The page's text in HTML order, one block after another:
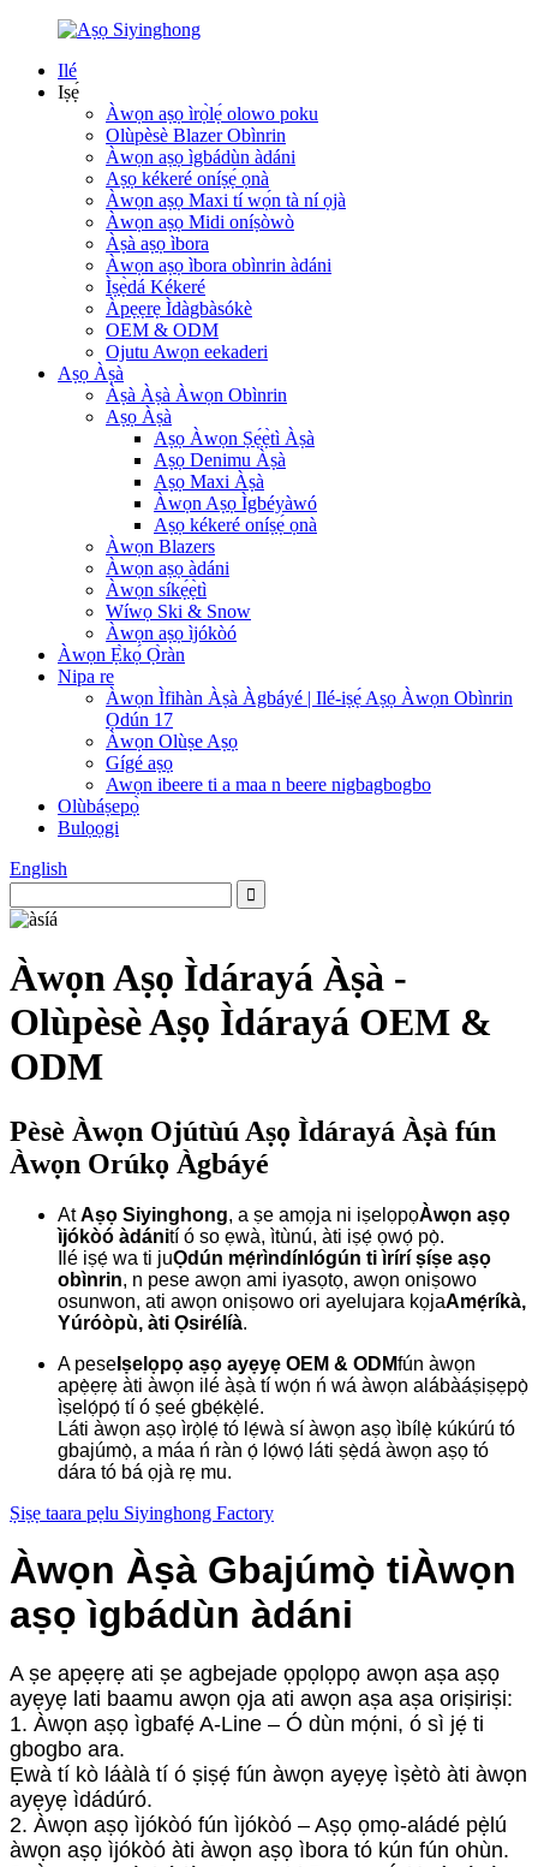
Ilé
Iṣẹ́
Àwọn aṣọ ìrọ̀lẹ́ olowo poku
Olùpèsè Blazer Obìnrin
Àwọn aṣọ ìgbádùn àdáni
Aṣọ kékeré oníṣẹ́ ọnà
Àwọn aṣọ Maxi tí wọ́n tà ní ọjà
Àwọn aṣọ Midi oníṣòwò
Àṣà aṣọ ìbora
Àwọn aṣọ ìbora obìnrin àdáni
Ìṣẹ̀dá Kékeré
Àpẹẹrẹ Ìdàgbàsókè
OEM & ODM
Ojutu Awọn eekaderi
Aṣọ Àṣà
Àṣà Àṣà Àwọn Obìnrin
Aṣọ Àṣà
Aṣọ Àwọn Ṣẹ́ẹ̀tì Àṣà
Aṣọ Denimu Àṣà
Aṣọ Maxi Àṣà
Àwọn Aṣọ Ìgbéyàwó
Aṣọ kékeré oníṣẹ́ ọnà
Àwọn Blazers
Àwọn aṣọ àdáni
Àwọn síkẹ́ẹ̀tì
Wíwọ Ski & Snow
Àwọn aṣọ ìjókòó
Àwọn Ẹ̀kọ́ Ọ̀ràn
Nipa re
Àwọn Ìfihàn Àṣà Àgbáyé | Ilé-iṣẹ́ Aṣọ Àwọn Obìnrin
Ọdún 17
Àwọn Olùṣe Aṣọ
Gígé aṣọ
Awọn ibeere ti a maa n beere nigbagbogbo
Olùbáṣepọ̀
Bulọọgi
English
Àwọn Aṣọ Ìdárayá Àṣà -
Olùpèsè Aṣọ Ìdárayá OEM &
ODM
Pèsè Àwọn Ojútùú Aṣọ Ìdárayá Àṣà fún
Àwọn Orúkọ Àgbáyé
AtAṣọ Siyinghong, a ṣe amọja ni iṣelọpọÀwọn aṣọ
ìjókòó àdánití ó so ẹwà, ìtùnú, àti iṣẹ́ ọwọ́ pọ̀.
Ilé iṣẹ́ wa ti juỌdún mẹ́rìndínlógún ti ìrírí ṣíṣe aṣọ
obìnrin, n pese awọn ami iyasọtọ, awọn oniṣowo
osunwon, ati awọn oniṣowo ori ayelujara kọjaAmẹ́ríkà,
Yúróòpù, àti Ọsirélíà.
A pese Iṣelọpọ aṣọ ayẹyẹ OEM & ODMfún àwọn
apẹ̀ẹrẹ àti àwọn ilé àṣà tí wọ́n ń wá àwọn alábàáṣiṣẹpọ̀
ìṣelọ́pọ́ tí ó ṣeé gbẹ́kẹ̀lé.
Láti àwọn aṣọ ìrọ̀lẹ́ tó lẹ́wà sí àwọn aṣọ ìbílẹ̀ kúkúrú tó
gbajúmọ̀, a máa ń ràn ọ́ lọ́wọ́ láti ṣẹ̀dá àwọn aṣọ tó
dára tó bá ọjà rẹ mu.
Ṣiṣẹ taara pẹlu Siyinghong Factory
Àwọn Àṣà Gbajúmọ̀ tiÀwọn
aṣọ ìgbádùn àdáni
A ṣe apẹẹrẹ ati ṣe agbejade ọpọlọpọ awọn aṣa aṣọ
ayẹyẹ lati baamu awọn ọja ati awọn aṣa aṣa oriṣiriṣi:
1. Àwọn aṣọ ìgbafẹ́ A-Line – Ó dùn mọ́ni, ó sì jẹ́ ti
gbogbo ara.
Ẹwà tí kò láàlà tí ó ṣiṣẹ́ fún àwọn ayẹyẹ ìṣètò àti àwọn
ayẹyẹ ìdádúró.
2. Àwọn aṣọ ìjókòó fún ìjókòó – Aṣọ ọmọ-aládé pẹ̀lú
àwọn aṣọ ìjókòó àti àwọn aṣọ ìbora tó kún fún ohùn.